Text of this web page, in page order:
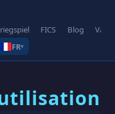
FICS Blog
FR▾